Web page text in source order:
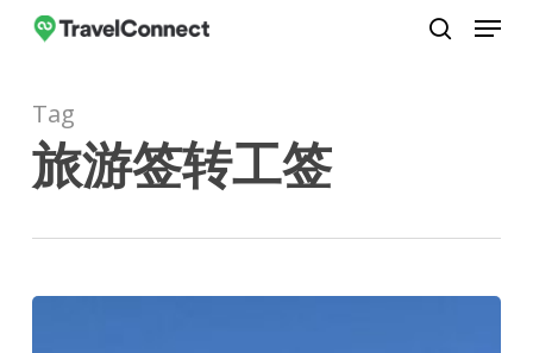
Skip
content
Menu
Tag
旅游签转工签